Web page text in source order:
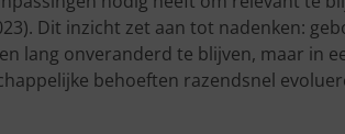
Dit inzicht zet aan tot nadenken:
lang onveranderd te blijven, maar in
behoeften razendsnel